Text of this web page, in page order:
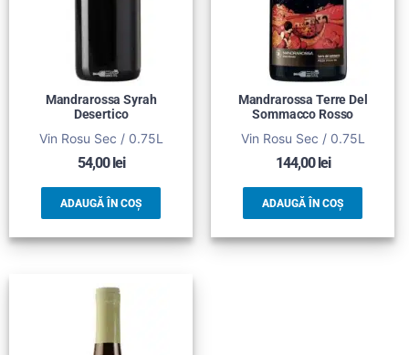
Mandrarossa Syrah
Desertico
Vin Rosu Sec / 0.75L
54,00lei
ADAUGĂ ÎN COȘ
Mandrarossa Terre Del
Sommacco Rosso
Vin Rosu Sec / 0.75L
144,00lei
ADAUGĂ ÎN COȘ